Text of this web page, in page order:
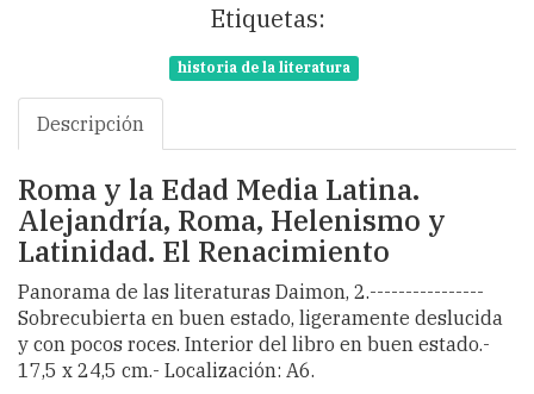
Etiquetas:
historia de la literatura
Descripción
Roma y la Edad Media Latina.
Alejandría, Roma, Helenismo y
Latinidad. El Renacimiento
Panorama de las literaturas Daimon, 2.----------------
Sobrecubierta en buen estado, ligeramente deslucida
y con pocos roces. Interior del libro en buen estado.-
17,5 x 24,5 cm.- Localización: A6.